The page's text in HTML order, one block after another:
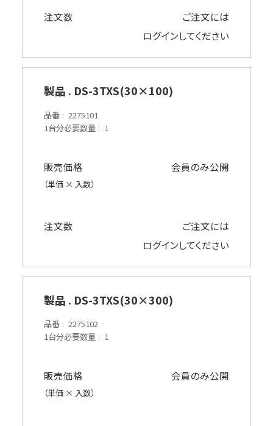
注文数
ご注文には
ログインしてください
製品 . DS-3TXS(30×100)
品番
2275101
1台分必要数量
1
販売価格
（単価 × 入数）
会員のみ公開
注文数
ご注文には
ログインしてください
製品 . DS-3TXS(30×300)
品番
2275102
1台分必要数量
1
販売価格
（単価 × 入数）
会員のみ公開